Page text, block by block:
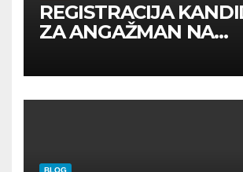
REGISTRACIJA
ZA ANGAŽMAN NA